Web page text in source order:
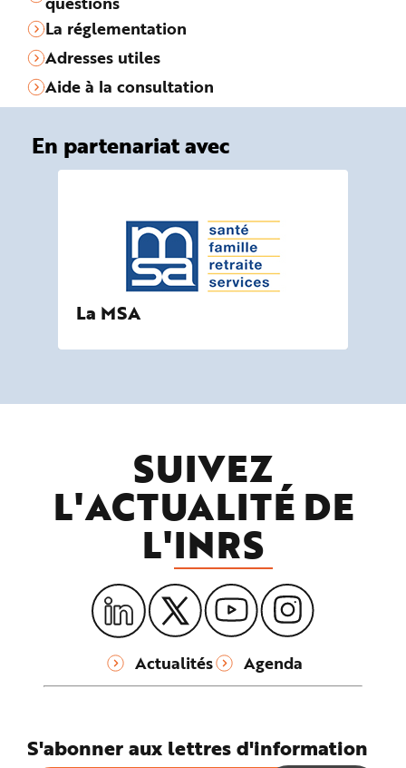
La réglementation
Adresses utiles
Aide à la consultation
En partenariat avec
La MSA
SUIVEZ
L'ACTUALITÉ DE
L'INRS
Actualités Agenda
S'abonner aux lettres d'information